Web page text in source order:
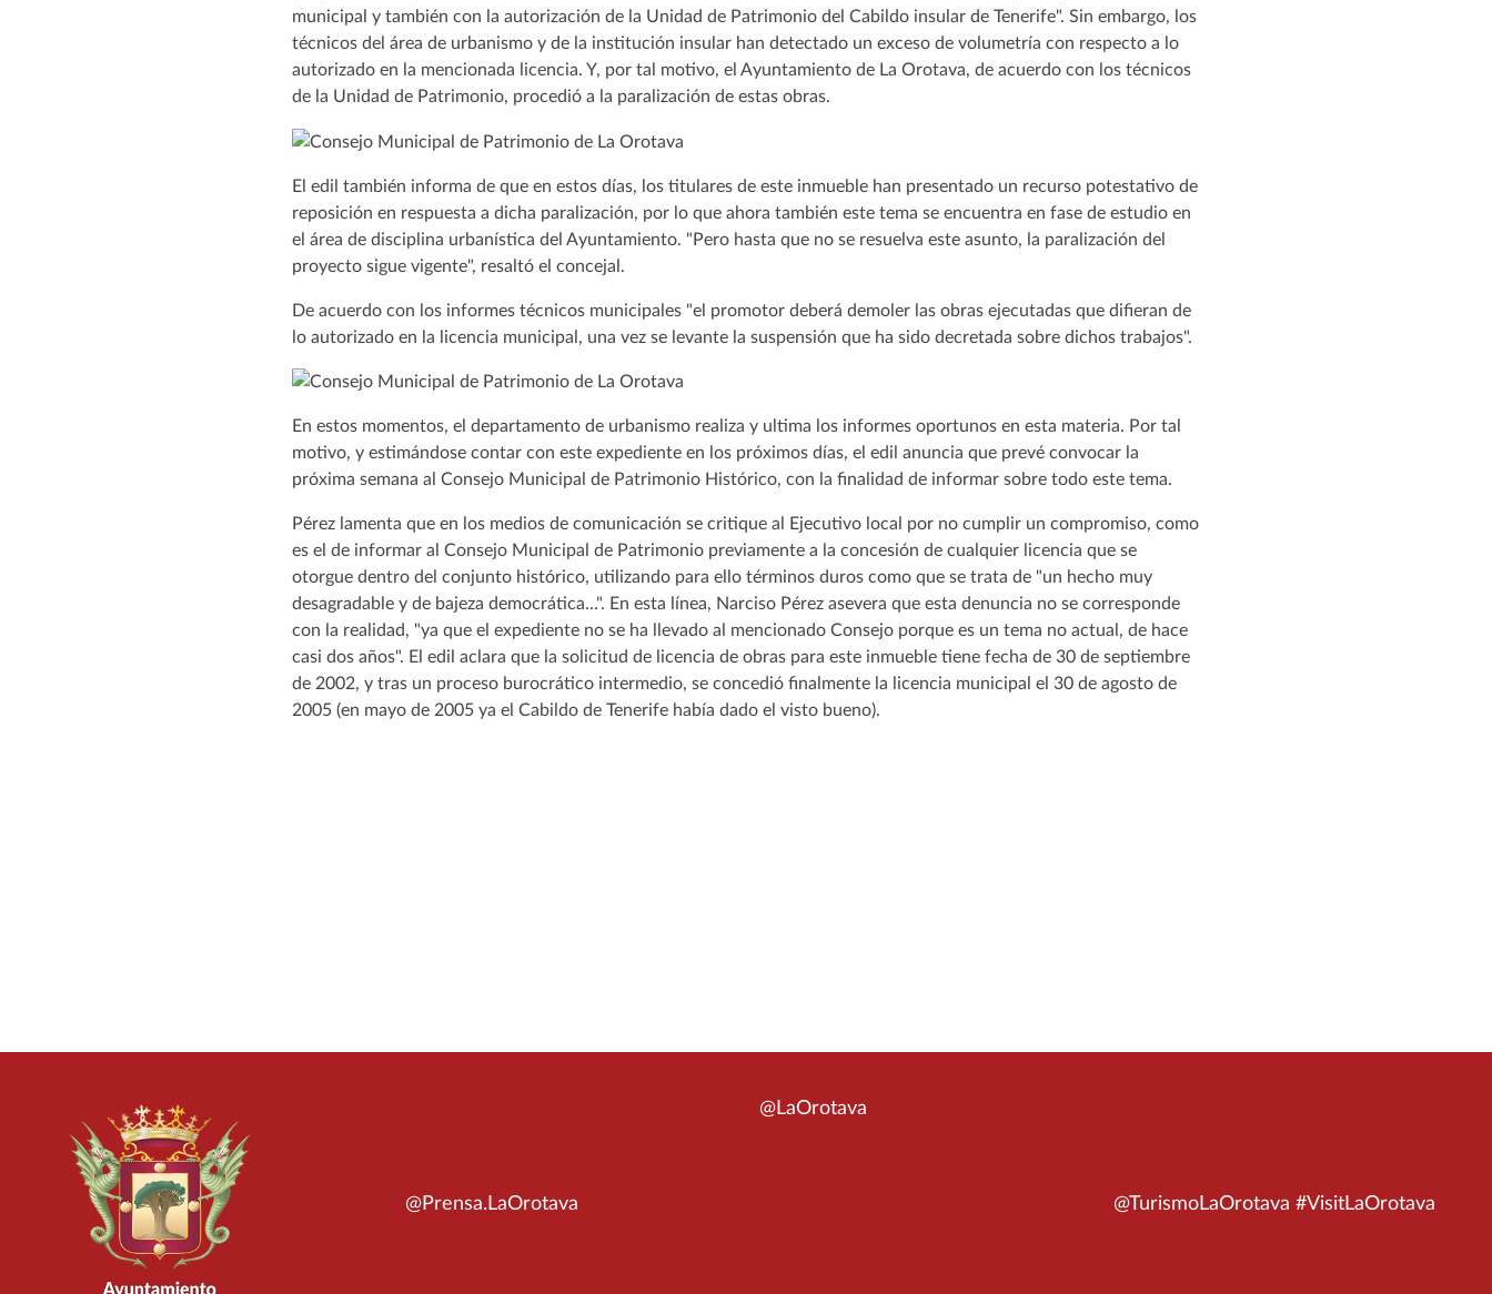
municipal y también con la autorización de la Unidad de Patrimonio del Cabildo insular de Tenerife". Sin embargo, los
técnicos del área de urbanismo y de la institución insular han detectado un exceso de volumetría con respecto a lo
autorizado en la mencionada licencia. Y, por tal motivo, el Ayuntamiento de La Orotava, de acuerdo con los técnicos
de la Unidad de Patrimonio, procedió a la paralización de estas obras.
El edil también informa de que en estos días, los titulares de este inmueble han presentado un recurso potestativo de
reposición en respuesta a dicha paralización, por lo que ahora también este tema se encuentra en fase de estudio en
el área de disciplina urbanística del Ayuntamiento. "Pero hasta que no se resuelva este asunto, la paralización del
proyecto sigue vigente", resaltó el concejal.
De acuerdo con los informes técnicos municipales "el promotor deberá demoler las obras ejecutadas que difieran de
lo autorizado en la licencia municipal, una vez se levante la suspensión que ha sido decretada sobre dichos trabajos".
En estos momentos, el departamento de urbanismo realiza y ultima los informes oportunos en esta materia. Por tal
motivo, y estimándose contar con este expediente en los próximos días, el edil anuncia que prevé convocar la
próxima semana al Consejo Municipal de Patrimonio Histórico, con la finalidad de informar sobre todo este tema.
Pérez lamenta que en los medios de comunicación se critique al Ejecutivo local por no cumplir un compromiso, como
es el de informar al Consejo Municipal de Patrimonio previamente a la concesión de cualquier licencia que se
otorgue dentro del conjunto histórico, utilizando para ello términos duros como que se trata de "un hecho muy
desagradable y de bajeza democrática...". En esta línea, Narciso Pérez asevera que esta denuncia no se corresponde
con la realidad, "ya que el expediente no se ha llevado al mencionado Consejo porque es un tema no actual, de hace
casi dos años". El edil aclara que la solicitud de licencia de obras para este inmueble tiene fecha de 30 de septiembre
de 2002, y tras un proceso burocrático intermedio, se concedió finalmente la licencia municipal el 30 de agosto de
2005 (en mayo de 2005 ya el Cabildo de Tenerife había dado el visto bueno).
@Prensa.LaOrotava
@LaOrotava
@TurismoLaOrotava #VisitLaOrotava